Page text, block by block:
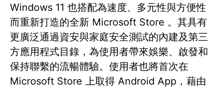
Windows 11 也搭配為速度、多元性與方便性
而重新打造的全新 Microsoft Store 。其具有
更廣泛通過資安與家庭安全測試的內建及第三
方應用程式目錄，為使用者帶來娛樂、啟發和
保持聯繫的流暢體驗。使用者也將首次在
Microsoft Store 上取得 Android App，藉由